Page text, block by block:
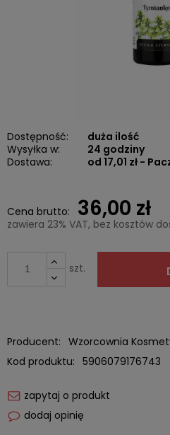
Dostępność:
duża ilość
Wysyłka w:
24 godziny
Dostawa:
od 17,01 zł -
Cena nie zawiera
Cena brutto: 36,00 zł
zawiera 23% VAT, bez kosztów
szt.
Producent: Wzorcownia
Kod produktu: 5906079176743
zapytaj o produkt
dodaj opinię